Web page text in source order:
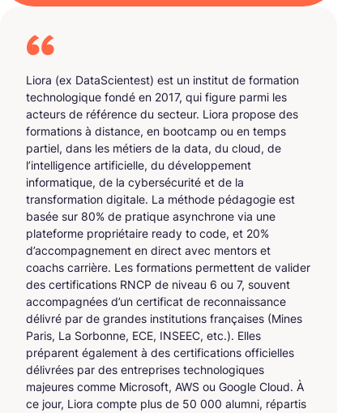
Liora (ex DataScientest) est un institut de formation
technologique fondé en 2017, qui figure parmi les
acteurs de référence du secteur. Liora propose des
formations à distance, en bootcamp ou en temps
partiel, dans les métiers de la data, du cloud, de
l’intelligence artificielle, du développement
informatique, de la cybersécurité et de la
transformation digitale. La méthode pédagogie est
basée sur 80% de pratique asynchrone via une
plateforme propriétaire ready to code, et 20%
d’accompagnement en direct avec mentors et
coachs carrière. Les formations permettent de valider
des certifications RNCP de niveau 6 ou 7, souvent
accompagnées d’un certificat de reconnaissance
délivré par de grandes institutions françaises (Mines
Paris, La Sorbonne, ECE, INSEEC, etc.). Elles
préparent également à des certifications officielles
délivrées par des entreprises technologiques
majeures comme Microsoft, AWS ou Google Cloud. À
ce jour, Liora compte plus de 50 000 alumni, répartis